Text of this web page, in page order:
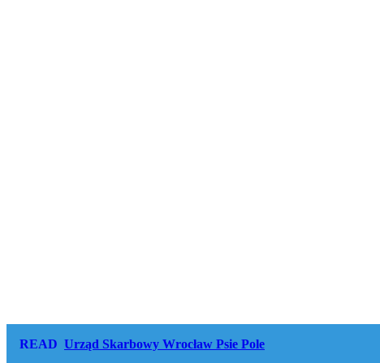
READ Urząd Skarbowy Wrocław Psie Pole